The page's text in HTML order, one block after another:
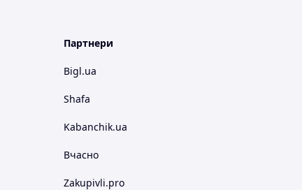
Партнери
Bigl.ua
Shafa
Kabanchik.ua
Вчасно
Zakupivli.pro